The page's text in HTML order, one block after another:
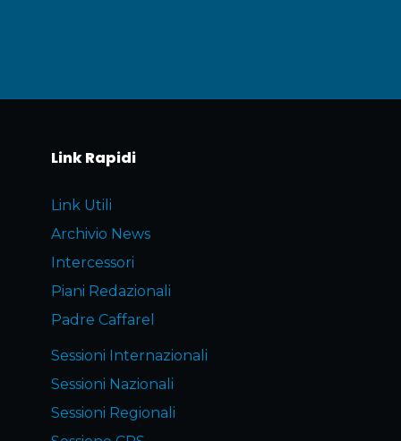
Link Rapidi
Link Utili
Archivio News
Intercessori
Piani Redazionali
Padre Caffarel
Sessioni Internazionali
Sessioni Nazionali
Sessioni Regionali